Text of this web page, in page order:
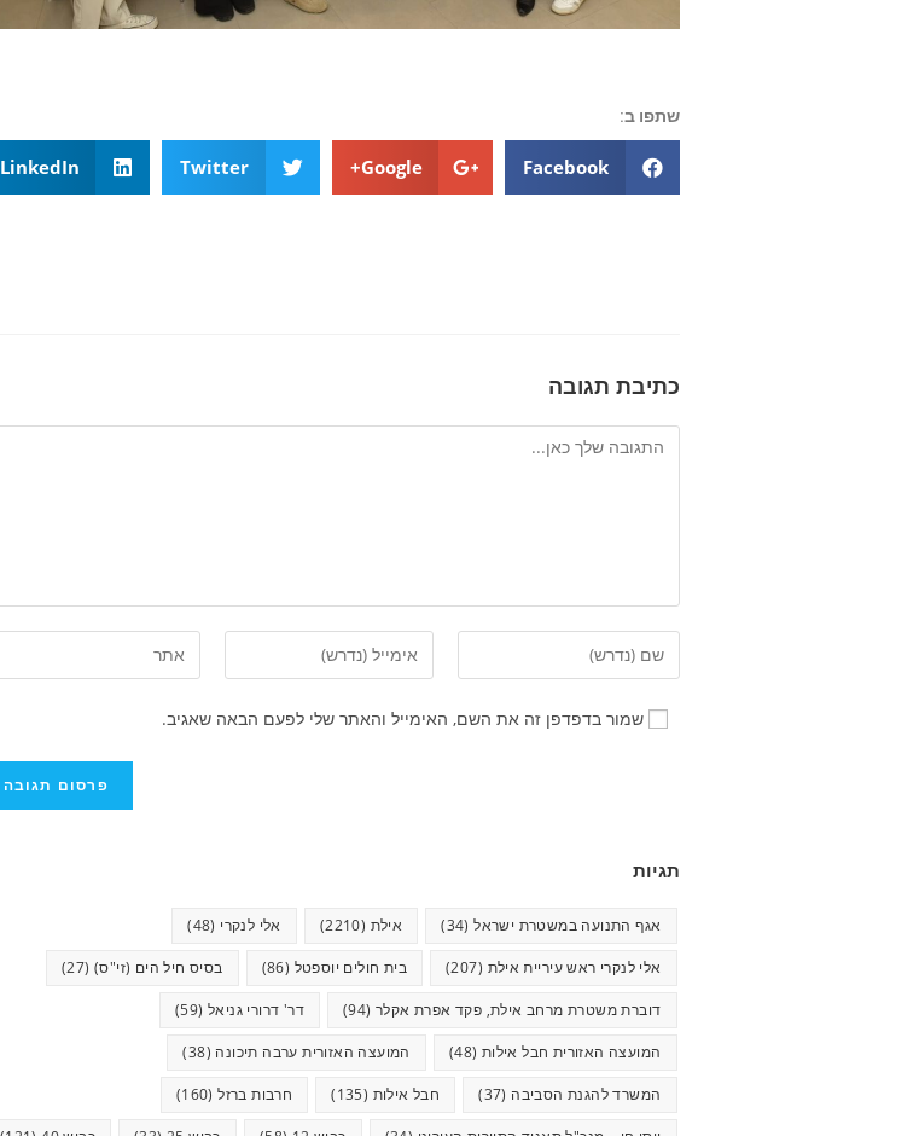
שתפו ב:
Facebook
Google+
Twitter
LinkedIn
כתיבת תגובה
שמור בדפדפן זה את השם, האימייל והאתר שלי לפעם הבאה שאגיב.
תגיות
אגף התנועה במשטרת ישראל(34) אילת (2210) אלי לנקרי (48)
אלי לנקרי ראש עיריית אילת (207) בית חולים יוספטל (86) בסיס חיל הים (זי"ס)(27)
דוברת משטרת מרחב אילת, פקד אפרת אקלר(94) דר' דרורי גניאל(59)
המועצה האזורית חבל אילות (48) המועצה האזורית ערבה תיכונה (38)
המשרד להגנת הסביבה (37) חבל אילות (135) חרבות ברזל(160)